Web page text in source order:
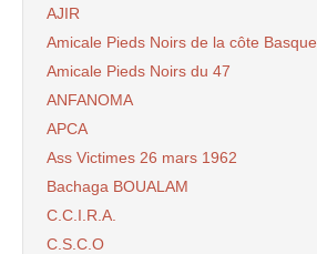
AJIR
Amicale Pieds Noirs de la côte Basque
Amicale Pieds Noirs du 47
ANFANOMA
APCA
Ass Victimes 26 mars 1962
Bachaga BOUALAM
C.C.I.R.A.
C.S.C.O